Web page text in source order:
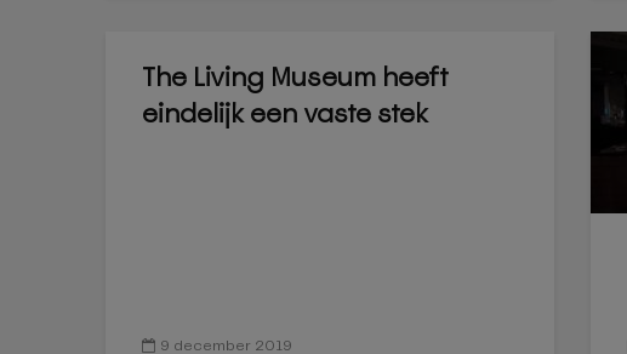
The Living Museum heeft
eindelijk een vaste stek
9 december 2019